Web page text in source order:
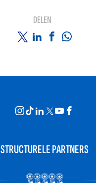
DELEN
STRUCTURELE PARTNERS